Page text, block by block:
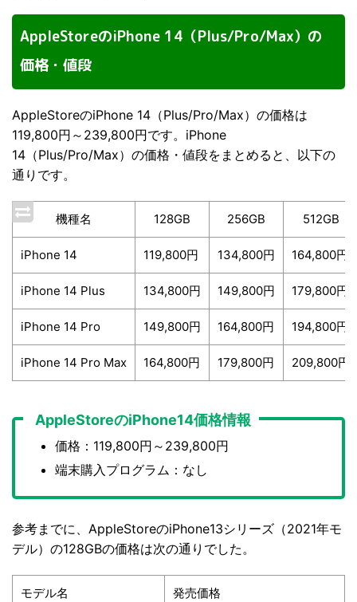
AppleStoreのiPhone 14（Plus/Pro/Max）の
価格・値段
AppleStoreのiPhone 14（Plus/Pro/Max）の価格は
119,800円～239,800円です。iPhone
14（Plus/Pro/Max）の価格・値段をまとめると、以下の
通りです。
機種名 128GB 256GB 512GB
iPhone 14 119,800円 134,800円 164,800円
iPhone 14 Plus 134,800円 149,800円 179,800円
iPhone 14 Pro 149,800円 164,800円 194,800円
iPhone 14 Pro Max 164,800円 179,800円 209,800円
AppleStoreのiPhone14価格情報
価格：119,800円～239,800円
端末購入プログラム：なし
参考までに、AppleStoreのiPhone13シリーズ（2021年モ
デル）の128GBの価格は次の通りでした。
モデル名 発売価格